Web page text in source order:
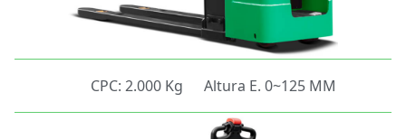
CPC: 2.000 Kg Altura E. 0~125 MM